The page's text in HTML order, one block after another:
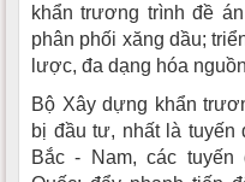
khẩn trương trình đề
phân phối xăng dầu;
lược, đa dạng hóa
Bộ Xây dựng khẩn
bị đầu tư, nhất là tuyến
Bắc - Nam, các